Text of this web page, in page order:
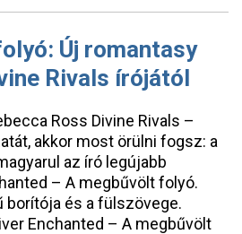
Új romantasy
Rivals írójától
Ross Divine Rivals –
akkor most örülni fogsz: a
az író legújabb
– A megbűvölt folyó.
borítója és a fülszövege.
Enchanted – A megbűvölt